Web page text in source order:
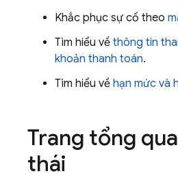
Khắc phục sự cố theo
Tìm hiểu về thông tin
khoản thanh toán.
Tìm hiểu về hạn mức và
Trang tổng
thái